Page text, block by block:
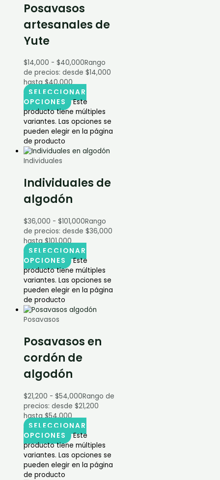
Posavasos
artesanales de
Yute
$14,000 - $40,000Rango
de precios: desde $14,000
hasta $40,000
SELECCIONAR
OPCIONES
Este
producto tiene múltiples
variantes. Las opciones se
pueden elegir en la página
de producto
Individuales
Individuales de
algodón
$36,000 - $101,000Rango
de precios: desde $36,000
hasta $101,000
SELECCIONAR
OPCIONES
Este
producto tiene múltiples
variantes. Las opciones se
pueden elegir en la página
de producto
Posavasos
Posavasos en
cordón de
algodón
$21,200 - $54,000Rango de
precios: desde $21,200
hasta $54,000
SELECCIONAR
OPCIONES
Este
producto tiene múltiples
variantes. Las opciones se
pueden elegir en la página
de producto